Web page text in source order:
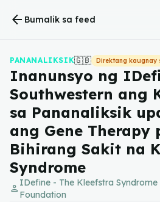
arrow_back Bumalik sa feed
PANANALIKSIK🇬🇧 Direktang kaugnay
Inanunsyo ng
Southwestern ang
sa Pananaliksik
ang Gene Therapy
Bihirang Sakit na
Syndrome
person IDefine - The Kleefstra Syndrome
Foundation